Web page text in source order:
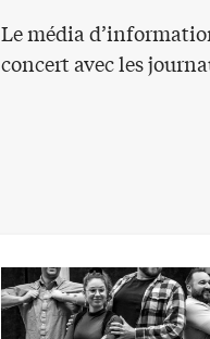
Le média
concert avec les